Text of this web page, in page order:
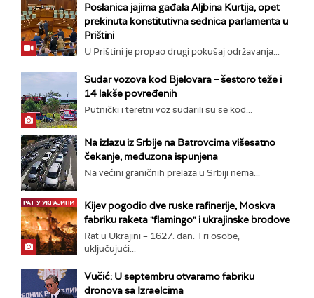
Poslanica jajima gađala Aljbina Kurtija, opet
prekinuta konstitutivna sednica parlamenta u
Prištini
U Prištini je propao drugi pokušaj održavanja...
Sudar vozova kod Bjelovara – šestoro teže i
14 lakše povređenih
Putnički i teretni voz sudarili su se kod...
Na izlazu iz Srbije na Batrovcima višesatno
čekanje, međuzona ispunjena
Na većini graničnih prelaza u Srbiji nema...
Kijev pogodio dve ruske rafinerije, Moskva
fabriku raketa "flamingo" i ukrajinske brodove
Rat u Ukrajini – 1627. dan. Tri osobe,
uključujući...
Vučić: U septembru otvaramo fabriku
dronova sa Izraelcima